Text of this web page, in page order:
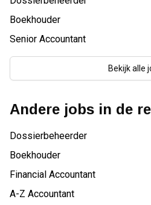
Boekhouder
Senior Accountant
Bekijk alle
Andere jobs in de
Dossierbeheerder
Boekhouder
Financial Accountant
A-Z Accountant